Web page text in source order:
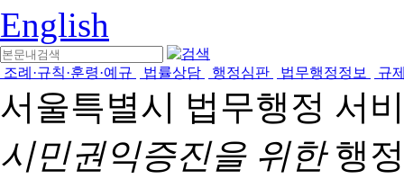
English
조례·규칙·훈령·예규 법률상담 행정심판 법무행정정보 규
서울특별시 법무행정 서
시민권익증진을 위한행